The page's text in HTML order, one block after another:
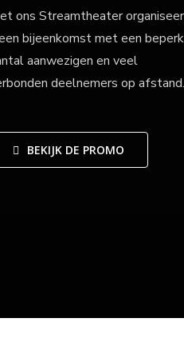
ons Streamtheater
bijeenkomst met een
aanwezigen en veel
deelnemers op afstand.
BEKIJK DE PROMO